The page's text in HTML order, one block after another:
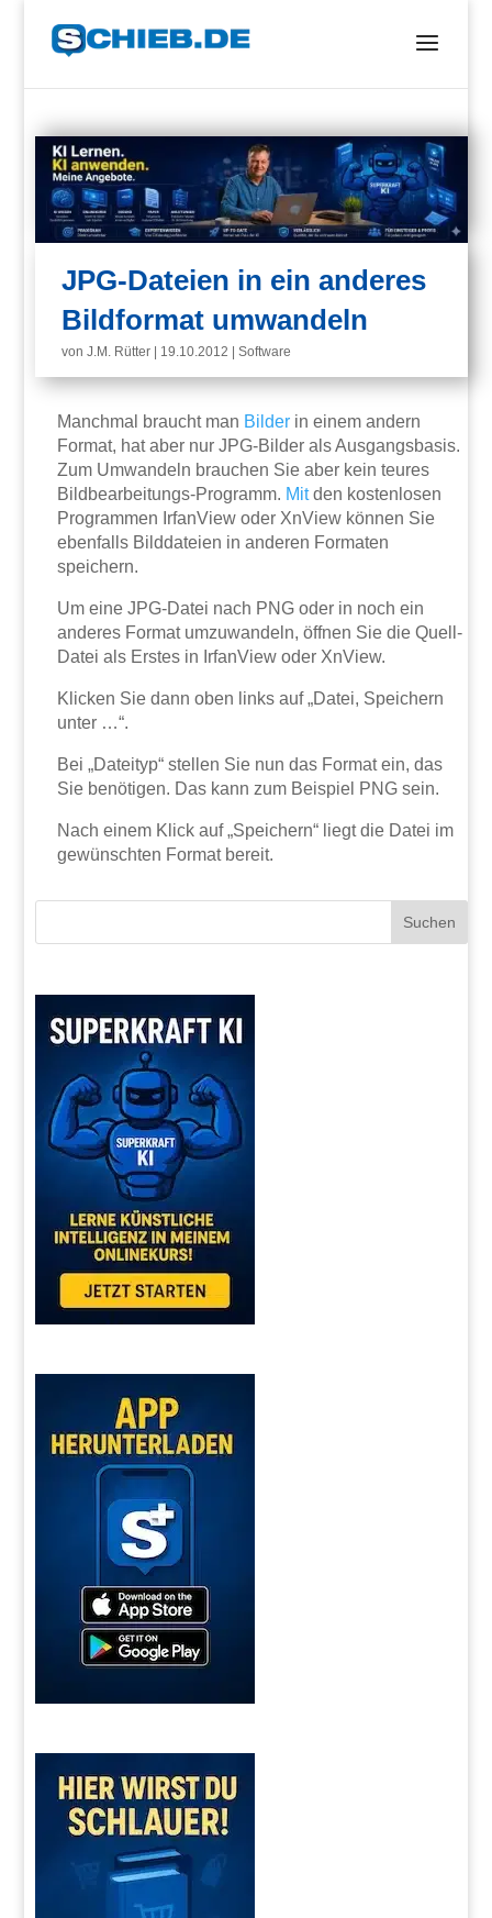
JPG-Dateien in ein anderes
Bildformat umwandeln
vonJ.M. Rütter 19.10.2012 |Software
Manchmal braucht man Bilder in einem andern
Format, hat aber nur JPG-Bilder als Ausgangsbasis.
Zum Umwandeln brauchen Sie aber kein teures
Bildbearbeitungs-Programm. Mitden kostenlosen
Programmen IrfanView oder XnView können Sie
ebenfalls Bilddateien in anderen Formaten
speichern.
Um eine JPG-Datei nach PNG oder in noch ein
anderes Format umzuwandeln, öffnen Sie die Quell-
Datei als Erstes in IrfanView oder XnView.
Klicken Sie dann oben links auf „Datei, Speichern
unter …“.
Bei „Dateityp“ stellen Sie nun das Format ein, das
Sie benötigen. Das kann zum Beispiel PNG sein.
Nach einem Klick auf „Speichern“ liegt die Datei im
gewünschten Format bereit.